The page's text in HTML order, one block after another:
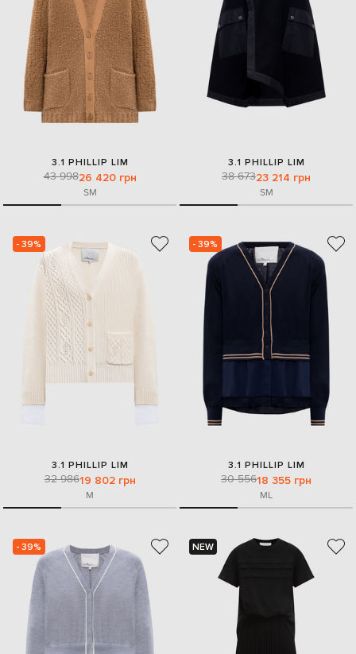
3.1 PHILLIP LIM
43 99826 420 грн
SM
3.1 PHILLIP LIM
38 67323 214 грн
SM
- 39%
3.1 PHILLIP LIM
32 98619 802 грн
M
- 39%
3.1 PHILLIP LIM
30 55618 355 грн
ML
- 39% NEW